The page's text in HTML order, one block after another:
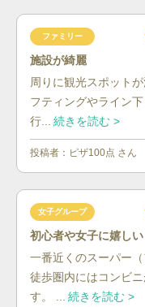
ファミリー
施設が綺麗
周りに観光スポット
フティングやライン
行...
続きを読む >
投稿者： ピザ100点 さん
女子グループ
初心者や女子に嬉し
一番近くのスーパー
徒歩圏内にはコンビ
す。 ...
続きを読む >